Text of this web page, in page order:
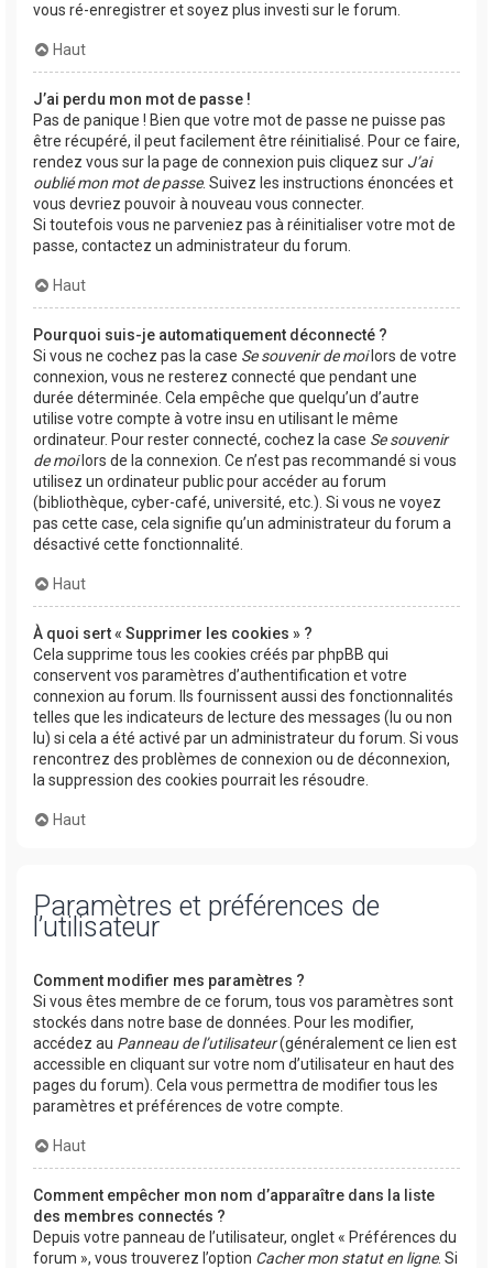
vous ré-enregistrer et soyez plus investi sur le forum.
Haut
J’ai perdu mon mot de passe !
Pas de panique ! Bien que votre mot de passe ne puisse pas
être récupéré, il peut facilement être réinitialisé. Pour ce faire,
rendez vous sur la page de connexion puis cliquez sur J’ai
oublié mon mot de passe. Suivez les instructions énoncées et
vous devriez pouvoir à nouveau vous connecter.
Si toutefois vous ne parveniez pas à réinitialiser votre mot de
passe, contactez un administrateur du forum.
Haut
Pourquoi suis-je automatiquement déconnecté ?
Si vous ne cochez pas la case Se souvenir de moilors de votre
connexion, vous ne resterez connecté que pendant une
durée déterminée. Cela empêche que quelqu’un d’autre
utilise votre compte à votre insu en utilisant le même
ordinateur. Pour rester connecté, cochez la case Se souvenir
de moilors de la connexion. Ce n’est pas recommandé si vous
utilisez un ordinateur public pour accéder au forum
(bibliothèque, cyber-café, université, etc.). Si vous ne voyez
pas cette case, cela signifie qu’un administrateur du forum a
désactivé cette fonctionnalité.
Haut
À quoi sert « Supprimer les cookies » ?
Cela supprime tous les cookies créés par phpBB qui
conservent vos paramètres d’authentification et votre
connexion au forum. Ils fournissent aussi des fonctionnalités
telles que les indicateurs de lecture des messages (lu ou non
lu) si cela a été activé par un administrateur du forum. Si vous
rencontrez des problèmes de connexion ou de déconnexion,
la suppression des cookies pourrait les résoudre.
Haut
Paramètres et préférences de
l’utilisateur
Comment modifier mes paramètres ?
Si vous êtes membre de ce forum, tous vos paramètres sont
stockés dans notre base de données. Pour les modifier,
accédez au Panneau de l’utilisateur(généralement ce lien est
accessible en cliquant sur votre nom d’utilisateur en haut des
pages du forum). Cela vous permettra de modifier tous les
paramètres et préférences de votre compte.
Haut
Comment empêcher mon nom d’apparaître dans la liste
des membres connectés ?
Depuis votre panneau de l’utilisateur, onglet « Préférences du
forum », vous trouverez l’option Cacher mon statut en ligne. Si